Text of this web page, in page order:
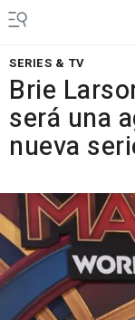
SERIES & TV
Brie
será una
nueva